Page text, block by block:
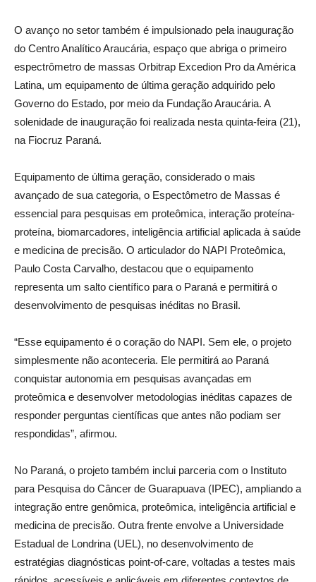
O avanço no setor também é impulsionado pela inauguração
do Centro Analítico Araucária, espaço que abriga o primeiro
espectrômetro de massas Orbitrap Excedion Pro da América
Latina, um equipamento de última geração adquirido pelo
Governo do Estado, por meio da Fundação Araucária. A
solenidade de inauguração foi realizada nesta quinta-feira (21),
na Fiocruz Paraná.
Equipamento de última geração, considerado o mais
avançado de sua categoria, o Espectômetro de Massas é
essencial para pesquisas em proteômica, interação proteína-
proteína, biomarcadores, inteligência artificial aplicada à saúde
e medicina de precisão. O articulador do NAPI Proteômica,
Paulo Costa Carvalho, destacou que o equipamento
representa um salto científico para o Paraná e permitirá o
desenvolvimento de pesquisas inéditas no Brasil.
“Esse equipamento é o coração do NAPI. Sem ele, o projeto
simplesmente não aconteceria. Ele permitirá ao Paraná
conquistar autonomia em pesquisas avançadas em
proteômica e desenvolver metodologias inéditas capazes de
responder perguntas científicas que antes não podiam ser
respondidas”, afirmou.
No Paraná, o projeto também inclui parceria com o Instituto
para Pesquisa do Câncer de Guarapuava (IPEC), ampliando a
integração entre genômica, proteômica, inteligência artificial e
medicina de precisão. Outra frente envolve a Universidade
Estadual de Londrina (UEL), no desenvolvimento de
estratégias diagnósticas point-of-care, voltadas a testes mais